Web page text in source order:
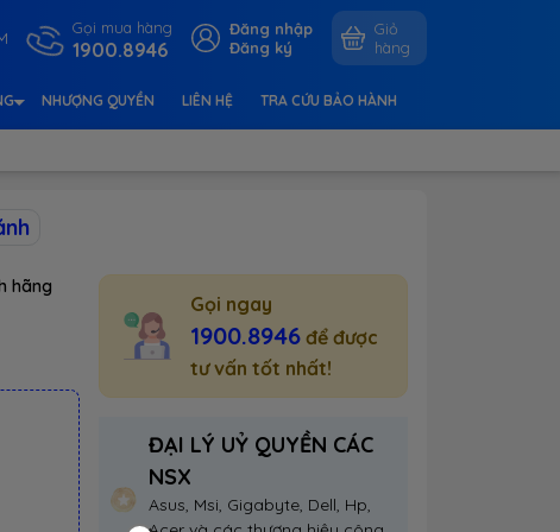
Gọi mua hàng
1900.8946
Đăng nhập
Đăng ký
Giỏ
hàng
NHƯỢNG QUYỀN LIÊN HỆ TRA CỨU BẢO HÀNH
hãng
Gọi ngay
1900.8946 để được
tư vấn tốt nhất!
ĐẠI LÝ UỶ QUYỀN CÁC
NSX
Asus, Msi, Gigabyte, Dell, Hp,